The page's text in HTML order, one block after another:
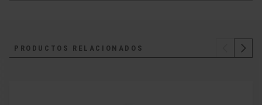
PRODUCTOS RELACIONADOS